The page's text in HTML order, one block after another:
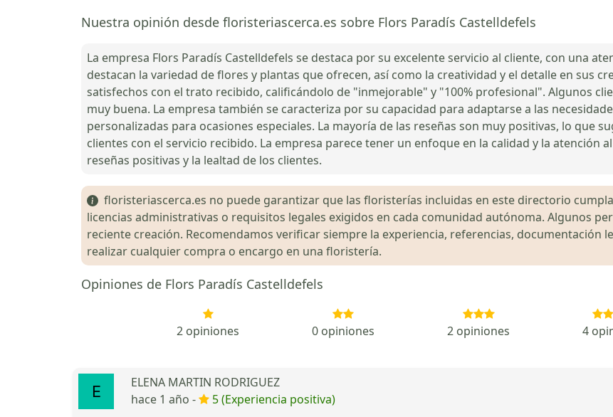
Nuestra opinión desde floristeriascerca.es sobre Flors Paradís Castelldefels
La empresa Flors Paradís Castelldefels se destaca por su excelente servicio al cliente, con una
destacan la variedad de flores y plantas que ofrecen, así como la creatividad y el detalle en sus
satisfechos con el trato recibido, calificándolo de "inmejorable" y "100% profesional". Algunos
muy buena. La empresa también se caracteriza por su capacidad para adaptarse a las
personalizadas para ocasiones especiales. La mayoría de las reseñas son muy positivas, lo que
clientes con el servicio recibido. La empresa parece tener un enfoque en la calidad y la atención
reseñas positivas y la lealtad de los clientes.
floristeriascerca.es no puede garantizar que las floristerías incluidas en este directorio
licencias administrativas o requisitos legales exigidos en cada comunidad autónoma. Algunos
reciente creación. Recomendamos verificar siempre la experiencia, referencias, documentación
realizar cualquier compra o encargo en una floristería.
Opiniones de Flors Paradís Castelldefels
2 opiniones 0 opiniones 2 opiniones 4
ELENA MARTIN RODRIGUEZ
hace 1 año -
5 (Experiencia positiva)